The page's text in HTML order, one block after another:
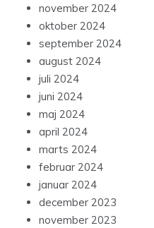
november 2024
oktober 2024
september 2024
august 2024
juli 2024
juni 2024
maj 2024
april 2024
marts 2024
februar 2024
januar 2024
december 2023
november 2023